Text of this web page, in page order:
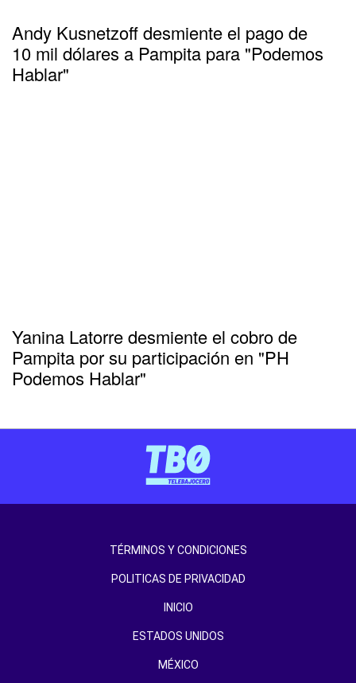
Andy Kusnetzoff desmiente el pago de
10 mil dólares a Pampita para "Podemos
Hablar"
Yanina Latorre desmiente el cobro de
Pampita por su participación en "PH
Podemos Hablar"
TÉRMINOS Y CONDICIONES
POLITICAS DE PRIVACIDAD
INICIO
ESTADOS UNIDOS
MÉXICO